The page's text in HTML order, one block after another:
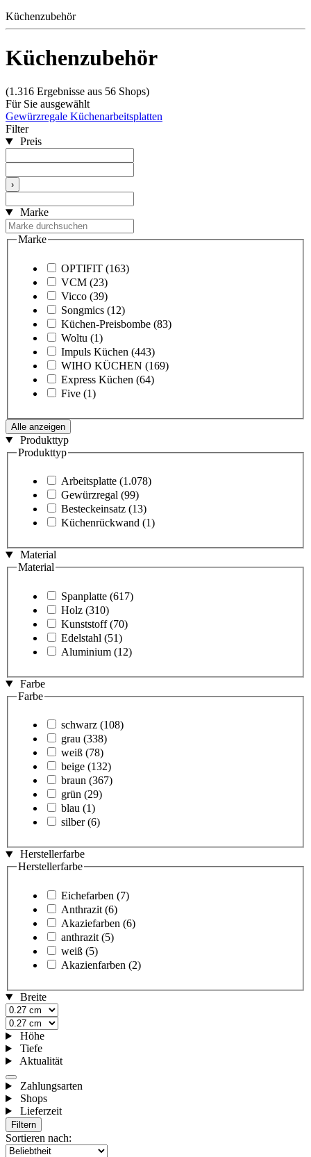
Küchenzubehör
Küchenzubehör
(1.316 Ergebnisse aus 56 Shops)
Für Sie ausgewählt
Gewürzregale Küchenarbeitsplatten
Filter
Preis
›
Marke
Marke
OPTIFIT (163)
VCM (23)
Vicco (39)
Songmics (12)
Küchen-Preisbombe (83)
Woltu (1)
Impuls Küchen (443)
WIHO KÜCHEN (169)
Express Küchen (64)
Five (1)
Alle anzeigen
Produkttyp
Produkttyp
Arbeitsplatte (1.078)
Gewürzregal (99)
Besteckeinsatz (13)
Küchenrückwand (1)
Material
Material
Spanplatte (617)
Holz (310)
Kunststoff (70)
Edelstahl (51)
Aluminium (12)
Farbe
Farbe
schwarz (108)
grau (338)
weiß (78)
beige (132)
braun (367)
grün (29)
blau (1)
silber (6)
Herstellerfarbe
Herstellerfarbe
Eichefarben (7)
Anthrazit (6)
Akaziefarben (6)
anthrazit (5)
weiß (5)
Akazienfarben (2)
Breite
Höhe
Tiefe
Aktualität
Zahlungsarten
Shops
Lieferzeit
Filtern
Sortieren nach: